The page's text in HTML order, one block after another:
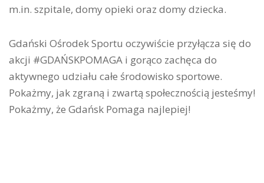
m.in. szpitale, domy opieki oraz domy dziecka.
Gdański Ośrodek Sportu oczywiście przyłącza się do
akcji #GDAŃSKPOMAGA i gorąco zachęca do
aktywnego udziału całe środowisko sportowe.
Pokażmy, jak zgraną i zwartą społecznością jesteśmy!
Pokażmy, że Gdańsk Pomaga najlepiej!